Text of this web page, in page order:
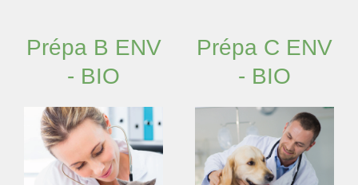
Prépa B ENV
- BIO
Prépa C ENV
- BIO